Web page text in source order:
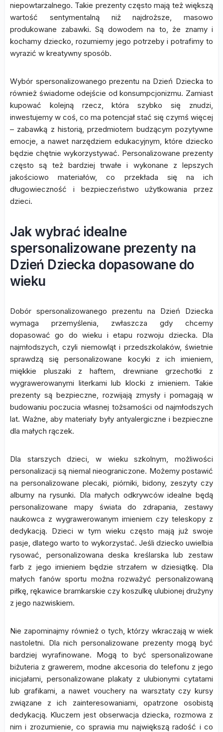
niepowtarzalnego. Takie prezenty często mają też większą
wartość sentymentalną niż najdroższe, masowo
produkowane zabawki. Są dowodem na to, że znamy i
kochamy dziecko, rozumiemy jego potrzeby i potrafimy to
wyrazić w kreatywny sposób.
Wybór spersonalizowanego prezentu na Dzień Dziecka to
również świadome odejście od konsumpcjonizmu. Zamiast
kupować kolejną rzecz, która szybko się znudzi,
inwestujemy w coś, co ma potencjał stać się czymś więcej
– zabawką z historią, przedmiotem budzącym pozytywne
emocje, a nawet narzędziem edukacyjnym, które dziecko
będzie chętnie wykorzystywać. Personalizowane prezenty
często są też bardziej trwałe i wykonane z lepszych
jakościowo materiałów, co przekłada się na ich
długowieczność i bezpieczeństwo użytkowania przez
dzieci.
Jak wybrać idealne
spersonalizowane prezenty na
Dzień Dziecka dopasowane do
wieku
Dobór spersonalizowanego prezentu na Dzień Dziecka
wymaga przemyślenia, zwłaszcza gdy chcemy
dopasować go do wieku i etapu rozwoju dziecka. Dla
najmłodszych, czyli niemowląt i przedszkolaków, świetnie
sprawdzą się personalizowane kocyki z ich imieniem,
miękkie pluszaki z haftem, drewniane grzechotki z
wygrawerowanymi literkami lub klocki z imieniem. Takie
prezenty są bezpieczne, rozwijają zmysły i pomagają w
budowaniu poczucia własnej tożsamości od najmłodszych
lat. Ważne, aby materiały były antyalergiczne i bezpieczne
dla małych rączek.
Dla starszych dzieci, w wieku szkolnym, możliwości
personalizacji są niemal nieograniczone. Możemy postawić
na personalizowane plecaki, piórniki, bidony, zeszyty czy
albumy na rysunki. Dla małych odkrywców idealne będą
personalizowane mapy świata do zdrapania, zestawy
naukowca z wygrawerowanym imieniem czy teleskopy z
dedykacją. Dzieci w tym wieku często mają już swoje
pasje, dlatego warto to wykorzystać. Jeśli dziecko uwielbia
rysować, personalizowana deska kreślarska lub zestaw
farb z jego imieniem będzie strzałem w dziesiątkę. Dla
małych fanów sportu można rozważyć personalizowaną
piłkę, rękawice bramkarskie czy koszulkę ulubionej drużyny
z jego nazwiskiem.
Nie zapominajmy również o tych, którzy wkraczają w wiek
nastoletni. Dla nich personalizowane prezenty mogą być
bardziej wyrafinowane. Mogą to być spersonalizowane
biżuteria z grawerem, modne akcesoria do telefonu z jego
inicjałami, personalizowane plakaty z ulubionymi cytatami
lub grafikami, a nawet vouchery na warsztaty czy kursy
związane z ich zainteresowaniami, opatrzone osobistą
dedykacją. Kluczem jest obserwacja dziecka, rozmowa z
nim i zrozumienie, co sprawia mu największą radość i co